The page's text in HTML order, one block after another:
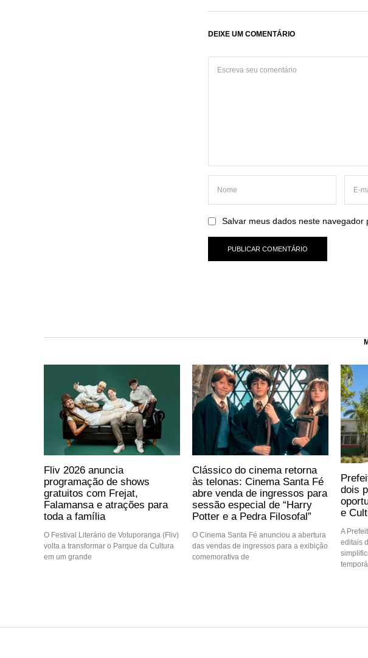
DEIXE UM COMENTÁRIO
Salvar meus dados neste navegador
Fliv 2026 anuncia
programação de shows
gratuitos com Frejat,
Falamansa e atrações para
toda a família
O Festival Literário de Votuporanga (Fliv)
volta a transformar o Parque da Cultura
em um grande
Clássico do cinema retorna
às telonas: Cinema Santa Fé
abre venda de ingressos para
sessão especial de “Harry
Potter e a Pedra Filosofal”
O Cinema Santa Fé anunciou a abertura
das vendas de ingressos para a exibição
comemorativa de
dois
e
A
editais